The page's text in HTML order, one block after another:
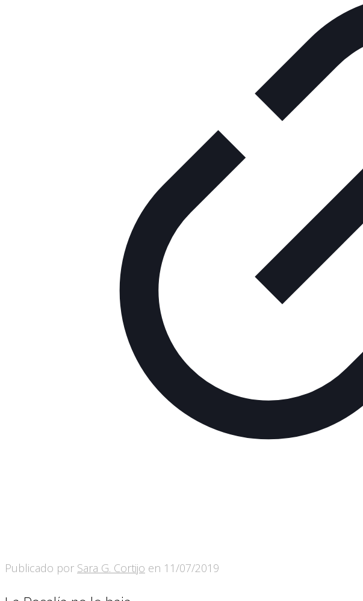
Publicado por Sara G. Cortijo en 11/07/2019